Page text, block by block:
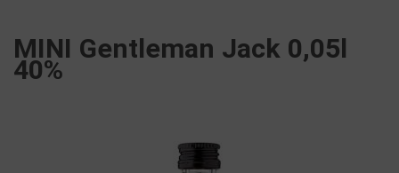
MINI Gentleman Jack 0,05l
40%